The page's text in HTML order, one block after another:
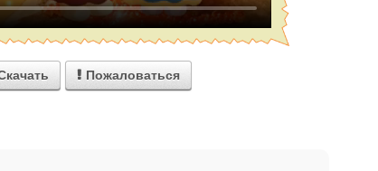
 Пожаловаться